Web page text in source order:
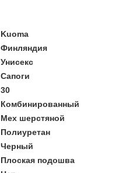
Kuoma
Финляндия
Унисекс
Сапоги
30
Комбинированный
Мех шерстяной
Полиуретан
Черный
Плоская подошва